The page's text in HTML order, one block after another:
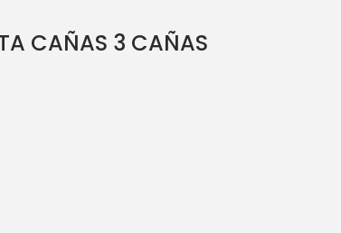
CAÑAS 3 CAÑAS